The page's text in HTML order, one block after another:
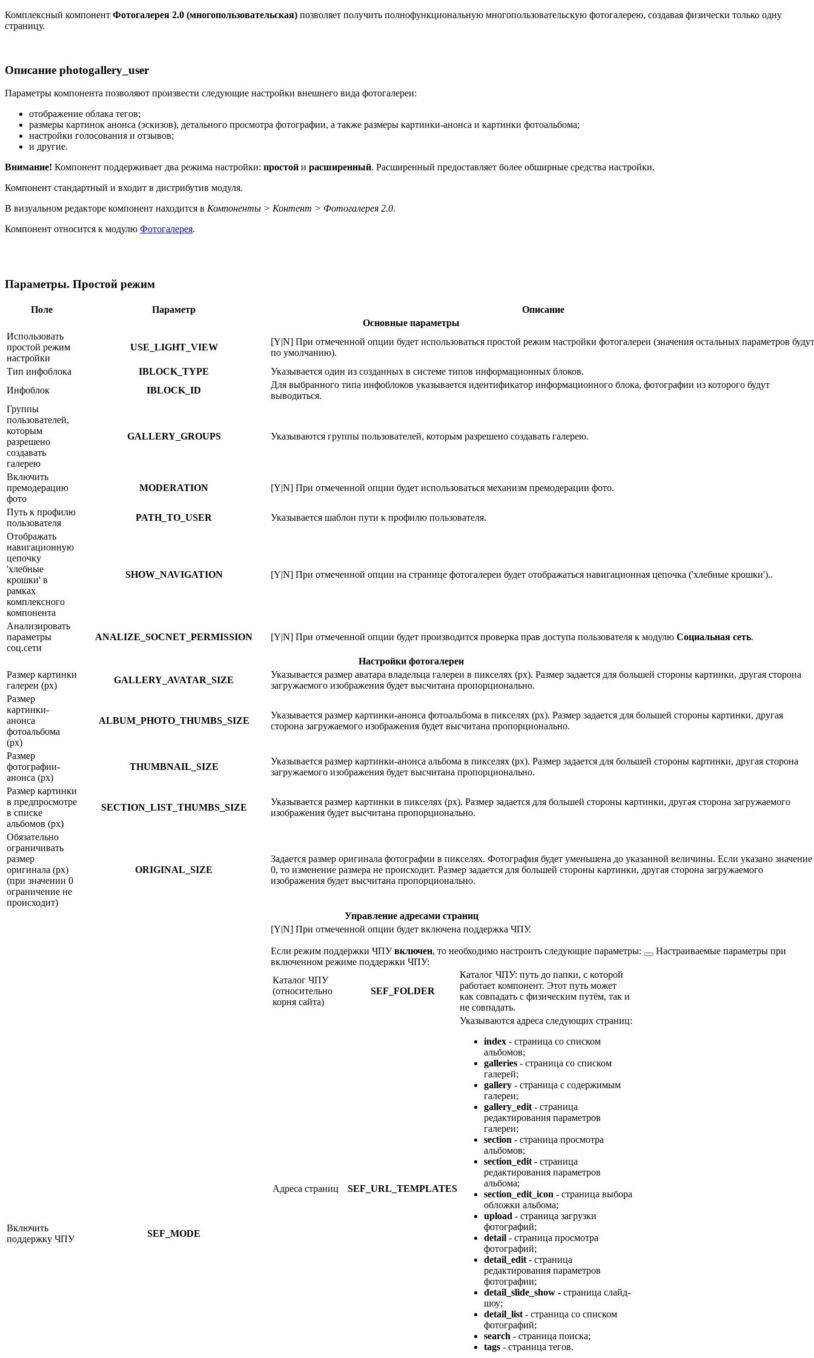
Комплексный компонент Фотогалерея 2.0 (многопользовательская) позволяет получить полнофункциональную многопользовательскую фотогалерею, создавая физически только одну
страницу.
Описание photogallery_user
Параметры компонента позволяют произвести следующие настройки внешнего вида фотогалереи:
отображение облака тегов;
размеры картинок анонса (эскизов), детального просмотра фотографии, а также размеры картинки-анонса и картинки фотоальбома;
настройки голосования и отзывов;
и другие.
Внимание! Компонент поддерживает два режима настройки: простой и расширенный. Расширенный предоставляет более обширные средства настройки.
Компонент стандартный и входит в дистрибутив модуля.
В визуальном редакторе компонент находится в Компоненты > Контент > Фотогалерея 2.0.
Компонент относится к модулю Фотогалерея.
Параметры. Простой режим
Поле Параметр
Описание
Основные параметры
Использовать
простой режим
настройки
USE_LIGHT_VIEW
[Y|N] При отмеченной опции будет использоваться простой режим настройки фотогалереи (значения остальных параметров будут
по умолчанию).
Тип инфоблока
IBLOCK_TYPE
Указывается один из созданных в системе типов информационных блоков.
Инфоблок
IBLOCK_ID
Для выбранного типа инфоблоков указывается идентификатор информационного блока, фотографии из которого будут
выводиться.
Группы
пользователей,
которым
разрешено
создавать
галерею
GALLERY_GROUPS Указываются группы пользователей, которым разрешено создавать галерею.
Включить
премодерацию
фото
MODERATION [Y|N] При отмеченной опции будет использоваться механизм премодерации фото.
Путь к профилю
пользователя
PATH_TO_USER
Указывается шаблон пути к профилю пользователя.
Отображать
навигационную
цепочку
'хлебные
крошки' в
рамках
комплексного
компонента
SHOW_NAVIGATION [Y|N] При отмеченной опции на странице фотогалереи будет отображаться навигационная цепочка ('хлебные крошки')..
Анализировать
параметры
соц.сети
ANALIZE_SOCNET_PERMISSION [Y|N] При отмеченной опции будет производится проверка прав доступа пользователя к модулю Социальная сеть.
Настройки фотогалереи
Размер картинки
галереи (px)
GALLERY_AVATAR_SIZE
Указывается размер аватара владельца галереи в пикселях (px). Размер задается для большей стороны картинки, другая сторона
загружаемого изображения будет высчитана пропорционально.
Размер
картинки-
анонса
фотоальбома
(px)
ALBUM_PHOTO_THUMBS_SIZE
Указывается размер картинки-анонса фотоальбома в пикселях (px). Размер задается для большей стороны картинки, другая
сторона загружаемого изображения будет высчитана пропорционально.
Размер
фотографии-
анонса (px)
THUMBNAIL_SIZE
Указывается размер картинки-анонса альбома в пикселях (px). Размер задается для большей стороны картинки, другая сторона
загружаемого изображения будет высчитана пропорционально.
Размер картинки
в предпросмотре
в списке
альбомов (px)
SECTION_LIST_THUMBS_SIZE
Указывается размер картинки в пикселях (px). Размер задается для большей стороны картинки, другая сторона загружаемого
изображения будет высчитана пропорционально.
Обязательно
ограничивать
размер
оригинала (px)
(при значении 0
ограничение не
происходит)
ORIGINAL_SIZE
Задается размер оригинала фотографии в пикселях. Фотография будет уменьшена до указанной величины. Если указано значение
0, то изменение размера не происходит. Размер задается для большей стороны картинки, другая сторона загружаемого
изображения будет высчитана пропорционально.
Управление адресами страниц
Включить
поддержку ЧПУ
SEF_MODE
[Y|N] При отмеченной опции будет включена поддержка ЧПУ.
Если режим поддержки ЧПУвключен, то необходимо настроить следующие параметры:
Настраиваемые параметры при
включенном режиме поддержки ЧПУ:
Каталог ЧПУ
(относительно
корня сайта)
SEF_FOLDER
Каталог ЧПУ: путь до папки, с которой
работает компонент. Этот путь может
как совпадать с физическим путём, так и
не совпадать.
Адреса страниц SEF_URL_TEMPLATES
Указываются адреса следующих страниц:
index - страница со списком
альбомов;
galleries - страница со списком
галерей;
gallery - страница с содержимым
галереи;
gallery_edit - страница
редактирования параметров
галереи;
section - страница просмотра
альбомов;
section_edit - страница
редактирования параметров
альбома;
section_edit_icon - страница выбора
обложки альбома;
upload - страница загрузки
фотографий;
detail - страница просмотра
фотографий;
detail_edit - страница
редактирования параметров
фотографии;
detail_slide_show - страница слайд-
шоу;
detail_list - страница со списком
фотографий;
search - страница поиска;
tags - страница тегов.